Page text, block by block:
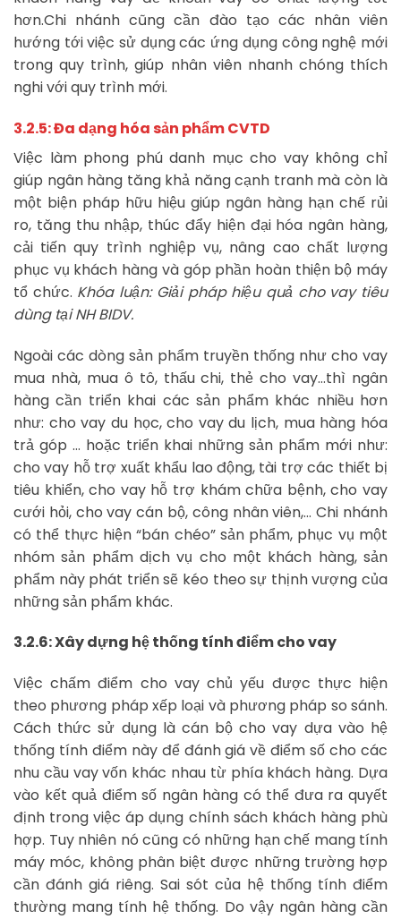
hơn.Chi nhánh cũng cần đào tạo các nhân viên
hướng tới việc sử dụng các ứng dụng công nghệ mới
trong quy trình, giúp nhân viên nhanh chóng thích
nghi với quy trình mới.
3.2.5: Đa dạng hóa sản phẩm CVTD
Việc làm phong phú danh mục cho vay không chỉ
giúp ngân hàng tăng khả năng cạnh tranh mà còn là
một biện pháp hữu hiệu giúp ngân hàng hạn chế rủi
ro, tăng thu nhập, thúc đẩy hiện đại hóa ngân hàng,
cải tiến quy trình nghiệp vụ, nâng cao chất lượng
phục vụ khách hàng và góp phần hoàn thiện bộ máy
tổ chức. Khóa luận: Giải pháp hiệu quả cho vay tiêu
dùng tại NH BIDV.
Ngoài các dòng sản phẩm truyền thống như cho vay
mua nhà, mua ô tô, thấu chi, thẻ cho vay…thì ngân
hàng cần triển khai các sản phẩm khác nhiều hơn
như: cho vay du học, cho vay du lịch, mua hàng hóa
trả góp … hoặc triển khai những sản phẩm mới như:
cho vay hỗ trợ xuất khẩu lao động, tài trợ các thiết bị
tiêu khiển, cho vay hỗ trợ khám chữa bệnh, cho vay
cưới hỏi, cho vay cán bộ, công nhân viên,… Chi nhánh
có thể thực hiện “bán chéo” sản phẩm, phục vụ một
nhóm sản phẩm dịch vụ cho một khách hàng, sản
phẩm này phát triển sẽ kéo theo sự thịnh vượng của
những sản phẩm khác.
3.2.6: Xây dựng hệ thống tính điểm cho vay
Việc chấm điểm cho vay chủ yếu được thực hiện
theo phương pháp xếp loại và phương pháp so sánh.
Cách thức sử dụng là cán bộ cho vay dựa vào hệ
thống tính điểm này để đánh giá về điểm số cho các
nhu cầu vay vốn khác nhau từ phía khách hàng. Dựa
vào kết quả điểm số ngân hàng có thể đưa ra quyết
định trong việc áp dụng chính sách khách hàng phù
hợp. Tuy nhiên nó cũng có những hạn chế mang tính
máy móc, không phân biệt được những trường hợp
cần đánh giá riêng. Sai sót của hệ thống tính điểm
thường mang tính hệ thống. Do vậy ngân hàng cần